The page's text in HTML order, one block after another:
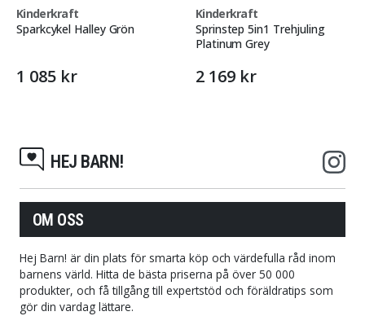
Kinderkraft
Sparkcykel Halley Grön
1 085 kr
Kinderkraft
Sprinstep 5in1 Trehjuling
Platinum Grey
2 169 kr
HEJ BARN!
OM OSS
Hej Barn! är din plats för smarta köp och värdefulla råd inom
barnens värld. Hitta de bästa priserna på över 50 000
produkter, och få tillgång till expertstöd och föräldratips som
gör din vardag lättare.